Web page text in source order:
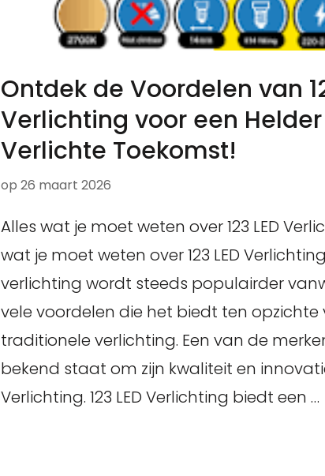
Ontdek de Voordelen van
Verlichting voor een Helder
Verlichte Toekomst!
op 26 maart 2026
Alles wat je moet weten over 123 LED
wat je moet weten over 123 LED
verlichting wordt steeds populairder
vele voordelen die het biedt ten opzichte
traditionele verlichting. Een van de
bekend staat om zijn kwaliteit en innovatie
Verlichting. 123 LED Verlichting biedt een …